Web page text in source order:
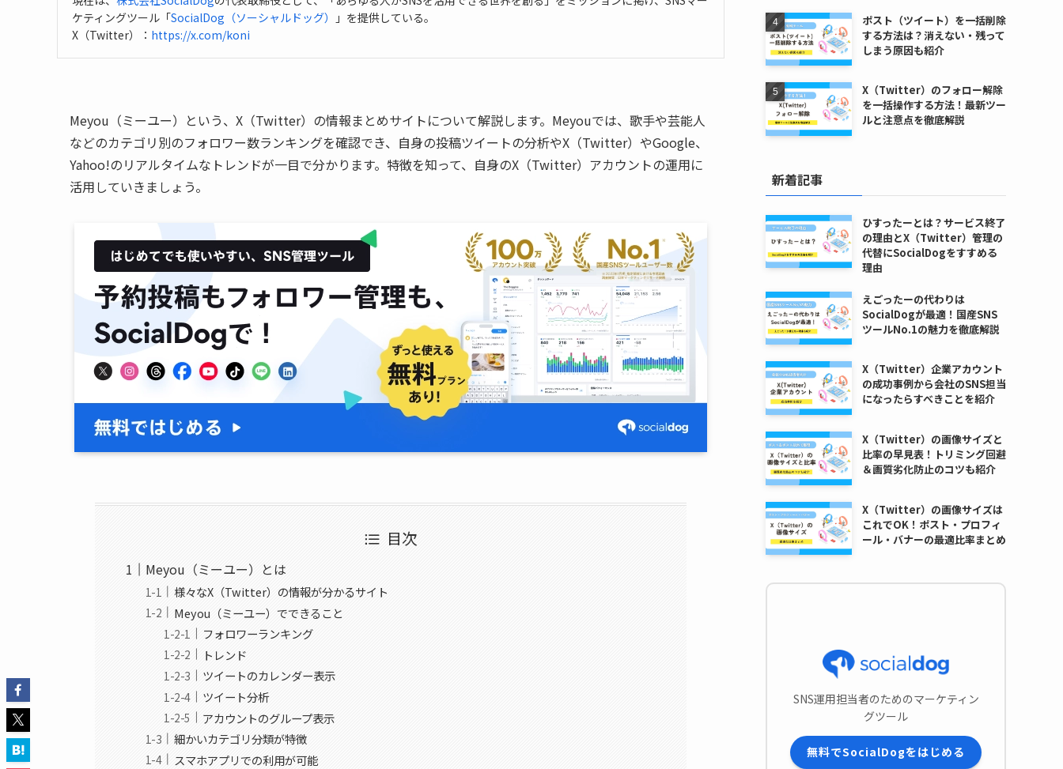
ケティングツール「SocialDog（ソーシャルドッグ）
」を提供している。
X（Twitter）： https://x.com/koni
Meyou（ミーユー）という、X（Twitter）の情報まとめサイトについて解説します。Meyouでは、歌手や芸能人
などのカテゴリ別のフォロワー数ランキングを確認でき、自身の投稿ツイートの分析やX（Twitter）やGoogle、
Yahoo!のリアルタイムなトレンドが一目で分かります。特徴を知って、自身のX（Twitter）アカウントの運用に
活用していきましょう。
目次
Meyou（ミーユー）とは
様々なX（Twitter）の情報が分かるサイト
Meyou（ミーユー）でできること
フォロワーランキング
トレンド
ツイートのカレンダー表示
ツイート分析
アカウントのグループ表示
細かいカテゴリ分類が特徴
スマホアプリでの利用が可能
ポスト（ツイート）を一括削除
する方法は？消えない・残って
しまう原因も紹介
X（Twitter）のフォロー解除
を一括操作する方法！最新ツー
ルと注意点を徹底解説
新着記事
ひすったーとは？サービス終了
の理由とX（Twitter）管理の
代替にSocialDogをすすめる
理由
えごったーの代わりは
SocialDogが最適！国産SNS
ツールNo.1の魅力を徹底解説
X（Twitter）企業アカウント
の成功事例から会社のSNS担当
になったらすべきことを紹介
X（Twitter）の画像サイズと
比率の早見表！トリミング回避
＆画質劣化防止のコツも紹介
X（Twitter）の画像サイズは
これでOK！ポスト・プロフィ
ール・バナーの最適比率まとめ
SNS運用担当者のためのマーケティン
グツール
無料でSocialDogをはじめる